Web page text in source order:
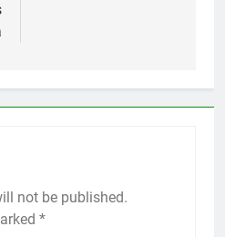
not be published.
*